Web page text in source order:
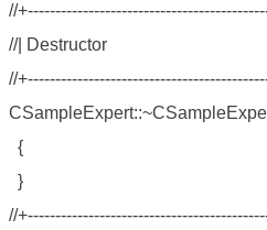
//
//|
//
{
}
//